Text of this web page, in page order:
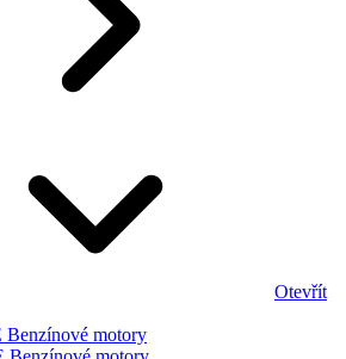
Otevřít
Benzínové motory